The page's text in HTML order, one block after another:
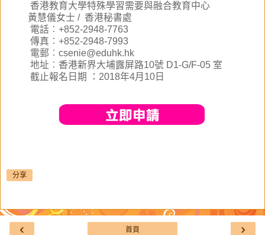
香港教育大學特殊學習需要與融合教育中心
黃慧儀女士 / 香港秘書處
電話 ︰ +852-2948-7763
傳真 ︰ +852-2948-7993
電郵 ︰ csenie@eduhk.hk
地址 ︰ 香港新界大埔露屏路10號 D1-G/F-05 室
截止報名日期
： 2018年4月10日
分享
‹ ›
首頁